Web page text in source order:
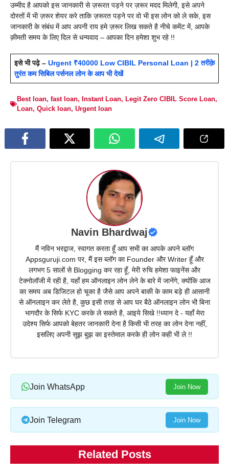
उम्मीद है आपको इस जानकारी से ज़रूरत पड़ने पर ज़रूर मदद मिलेगी, इसे अपने
दोस्तों में भी ज़रूर शेयर करे ताकि ज़रूरत पड़ने पर वो भी इस लोन को ले सके, इस
जानकारी के संबंध में आप अपनी राय हमे ज़रूर लिख सकते है नीचे कमेंट में, आपके
क़ीमती समय के लिए दिल से धन्यवाद – आपका दिन हमेशा शुभ रहे !!
इसे भी पढ़े – Urgent ₹40000 Low CIBIL Personal Loan | 2 तरीक़े
तुरंत कम सिबिल पर्सनल लोन के आप भी देखें
Best loan, fast loan, Instant Loan, Legit Zero CIBIL Score Loan,
Loan, Quick loan, Urgent loan
Navin Bhardwaj
मैं नविन भरद्वाज, स्वागत करता हूँ आप सभी का आपके अपने ब्लॉग
Appsguruji.com पर, मैं इस ब्लॉग का Founder और Writer हूँ और
लगभग 5 सालों से Blogging कर रहा हूँ, मेरी रुचि हमेशा फाइनेंस और
टेक्नोलॉजी में रही है, यहाँ हम ऑनलाइन लोन लेने के बारे में जानेंगे, क्योंकि आज
का समय अब डिजिटल हो चूका है जैसे आप अपने बाकी के काम बड़े ही आसानी
से ऑनलाइन कर लेते है, कुछ इसी तरह से आप घर बैठे ऑनलाइन लोन भी बिना
भागदौर के सिर्फ KYC करके ले सकते है, आइये सिखे !!ध्यान दे - यहाँ मेरा
उदेश्य सिर्फ आपको बेहतर जानकारी देना है किसी भी तरह का लोन देना नहीं,
इसलिए अपनी सूझ बुझ का इस्तेमाल करके ही लोन कही भी ले !!
Join WhatsApp Join Now
Join Telegram Join Now
Related Posts